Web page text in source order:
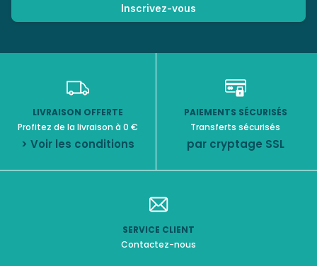
LIVRAISON OFFERTE
Profitez de la livraison à 0 €
> Voir les conditions
PAIEMENTS SÉCURISÉS
Transferts sécurisés
par cryptage SSL
SERVICE CLIENT
Contactez-nous